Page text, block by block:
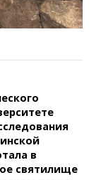
в
святилище